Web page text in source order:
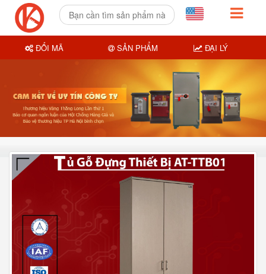
ĐỔI MÃ SẢN PHẨM ĐẠI LÝ